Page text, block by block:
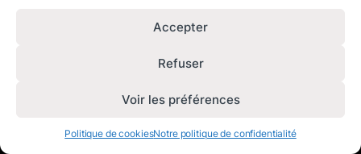
Accepter
Refuser
Voir les préférences
Politique de cookiesNotre politique de confidentialité